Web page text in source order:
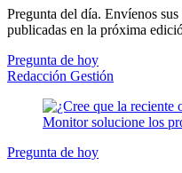
Pregunta del día. Envíenos
publicadas en la próxima
Pregunta de hoy
Redacción Gestión
Pregunta de hoy